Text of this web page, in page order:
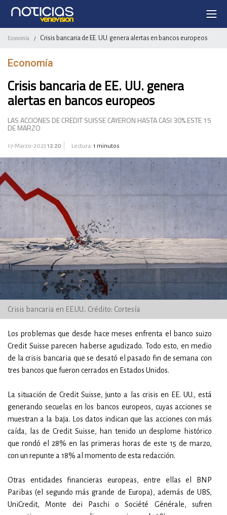
Economía / Crisis bancaria de EE. UU. genera alertas en bancos europeos
Economía
Crisis bancaria de EE. UU. genera
alertas en bancos europeos
LAS ACCIONES DE CREDIT SUISSE CAYERON HASTA CASI 30% ESTE 15
DE MARZO
17-Marzo-2023 12:20 Lectura: 1 minutos
Crisis bancaria en EE.UU.. Crédito: Cortesía
Los problemas que desde hace meses enfrenta el banco suizo
Credit Suisse parecen haberse agudizado. Todo esto, en medio
de la crisis bancaria que se desató el pasado fin de semana con
tres bancos que fueron cerrados en Estados Unidos.
La situación de Credit Suisse, junto a las crisis en EE. UU., está
generando secuelas en los bancos europeos, cuyas acciones se
muestran a la baja. Los datos indican que las acciones con más
caída, las de Credit Suisse, han tenido un desplome histórico
que rondó el 28% en las primeras horas de este 15 de marzo,
con un repunte a 18% al momento de esta redacción.
Otras entidades financieras europeas, entre ellas el BNP
Paribas (el segundo más grande de Europa), además de UBS,
UniCredit, Monte dei Paschi o Société Générale, sufren